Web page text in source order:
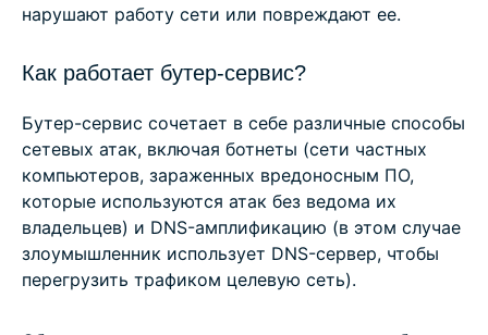
нарушают работу сети или повреждают ее.
Как работает бутер-сервис?
Бутер-сервис сочетает в себе различные способы
сетевых атак, включая ботнеты (сети частных
компьютеров, зараженных вредоносным ПО,
которые используются атак без ведома их
владельцев) и DNS-амплификацию (в этом случае
злоумышленник использует DNS-сервер, чтобы
перегрузить трафиком целевую сеть).